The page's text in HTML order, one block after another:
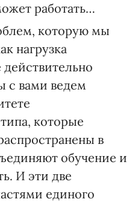
работать…
которую мы
нагрузка
действительно
с вами ведем
которые
в
обучение и
И эти две
единого